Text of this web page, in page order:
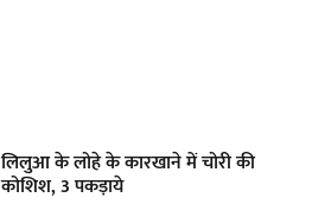
लिलुआ के लोहे के कारखाने में चोरी की
कोशिश, 3 पकड़ाये